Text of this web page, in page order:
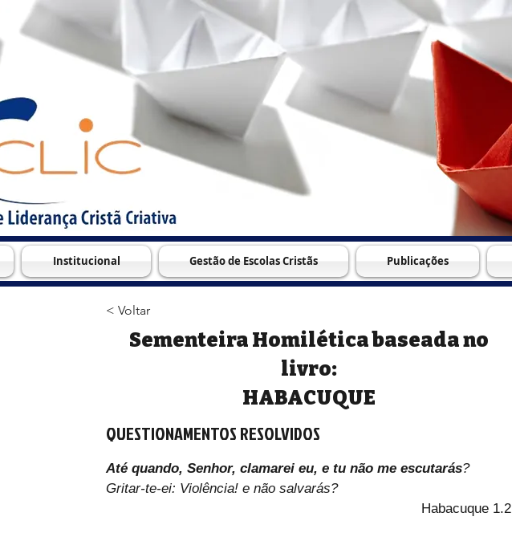
Institucional Gestão de Escolas Cristãs Publicações
< Voltar
Sementeira Homilética baseada no
livro:
HABACUQUE
QUESTIONAMENTOS RESOLVIDOS
Até quando, Senhor, clamarei eu, e tu não me escutarás?
Gritar-te-ei: Violência! e não salvarás?
Habacuque 1.2